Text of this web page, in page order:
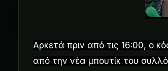
Αρκετά πριν από τις 16:00, ο
από την νέα μπουτίκ του